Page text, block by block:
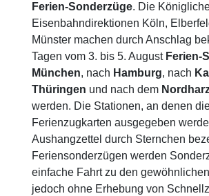
Ferien-Sonderzüge. Die
Eisenbahndirektionen Köln,
Münster machen durch Anschlag
Tagen vom 3. bis 5. August Ferien-
München, nach Hamburg, nach
Thüringen und nach dem
werden. Die Stationen, an denen
Ferienzugkarten ausgegeben
Aushangzettel durch Sternchen
Feriensonderzügen werden
einfache Fahrt zu den
jedoch ohne Erhebung von